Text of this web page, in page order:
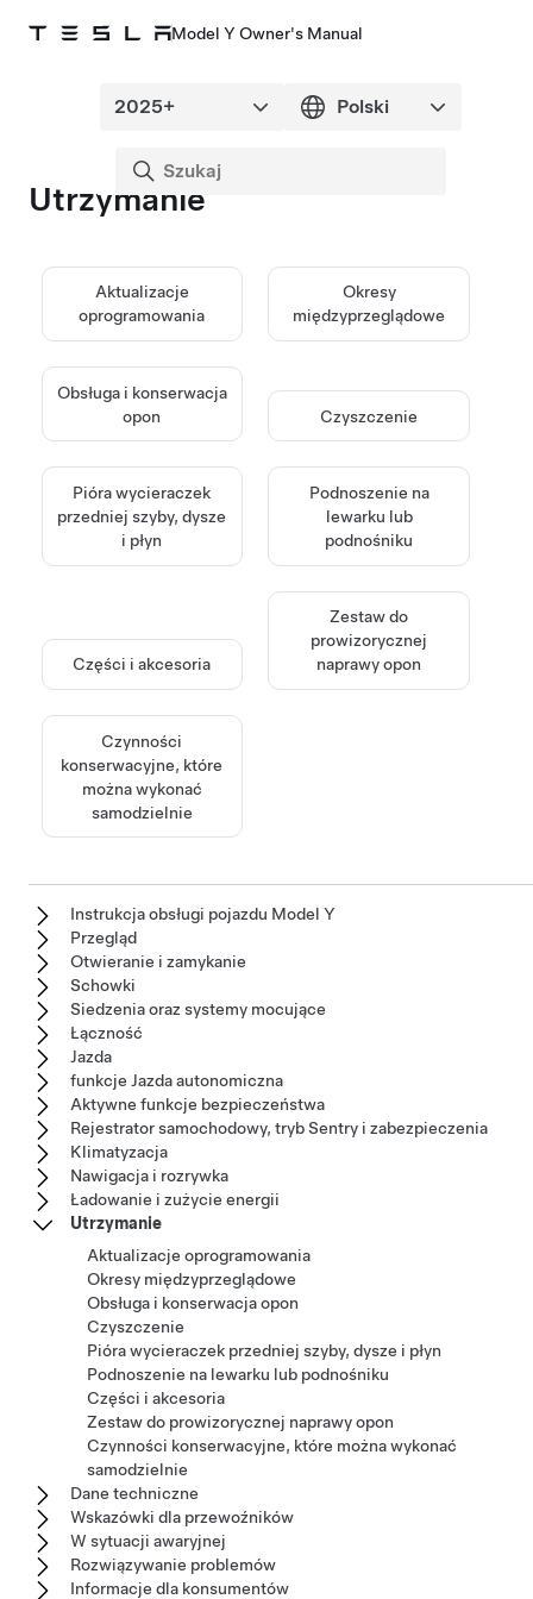
Model Y Owner's Manual
Utrzymanie
Aktualizacje
oprogramowania
Okresy
międzyprzeglądowe
Obsługa i konserwacja
opon
Czyszczenie
Pióra wycieraczek
przedniej szyby, dysze
i płyn
Podnoszenie na
lewarku lub
podnośniku
Części i akcesoria
Zestaw do
prowizorycznej
naprawy opon
Czynności
konserwacyjne, które
można wykonać
samodzielnie
Instrukcja obsługi pojazdu Model Y
Przegląd
Otwieranie i zamykanie
Schowki
Siedzenia oraz systemy mocujące
Łączność
Jazda
funkcje Jazda autonomiczna
Aktywne funkcje bezpieczeństwa
Rejestrator samochodowy, tryb Sentry i zabezpieczenia
Klimatyzacja
Nawigacja i rozrywka
Ładowanie i zużycie energii
Utrzymanie
Aktualizacje oprogramowania
Okresy międzyprzeglądowe
Obsługa i konserwacja opon
Czyszczenie
Pióra wycieraczek przedniej szyby, dysze i płyn
Podnoszenie na lewarku lub podnośniku
Części i akcesoria
Zestaw do prowizorycznej naprawy opon
Czynności konserwacyjne, które można wykonać
samodzielnie
Dane techniczne
Wskazówki dla przewoźników
W sytuacji awaryjnej
Rozwiązywanie problemów
Informacje dla konsumentów